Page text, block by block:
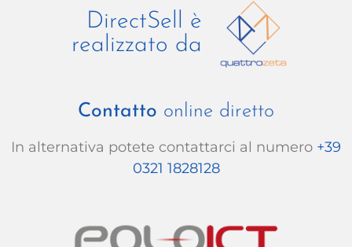
DirectSell è
realizzato da
Contatto online diretto
In alternativa potete contattarci al numero +39
0321 1828128